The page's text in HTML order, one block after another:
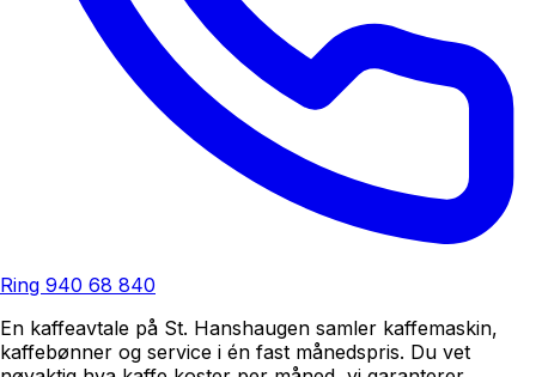
Ring 940 68 840
En kaffeavtale på St. Hanshaugen samler kaffemaskin,
kaffebønner og service i én fast månedspris. Du vet